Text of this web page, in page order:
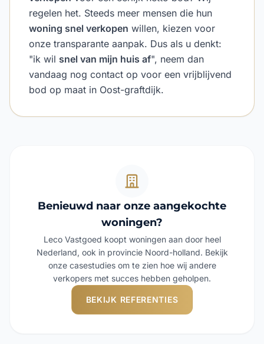
regelen het. Steeds meer mensen die hun
woning snel verkopen willen, kiezen voor
onze transparante aanpak. Dus als u denkt:
"ik wil snel van mijn huis af", neem dan
vandaag nog contact op voor een vrijblijvend
bod op maat in Oost-graftdijk.
Benieuwd naar onze aangekochte
woningen?
Leco Vastgoed koopt woningen aan door heel
Nederland, ook in provincie Noord-holland. Bekijk
onze casestudies om te zien hoe wij andere
verkopers met succes hebben geholpen.
BEKIJK REFERENTIES